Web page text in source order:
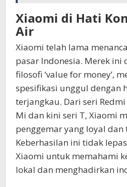
Xiaomi di Hati
Air
Xiaomi telah lama
pasar Indonesia. Merek ini
filosofi ‘value for money’,
spesifikasi unggul dengan
terjangkau. Dari seri
Mi dan kini seri T, Xiaomi
penggemar yang loyal dan
Keberhasilan ini tidak
Xiaomi untuk memahami
lokal dan menghadirkan